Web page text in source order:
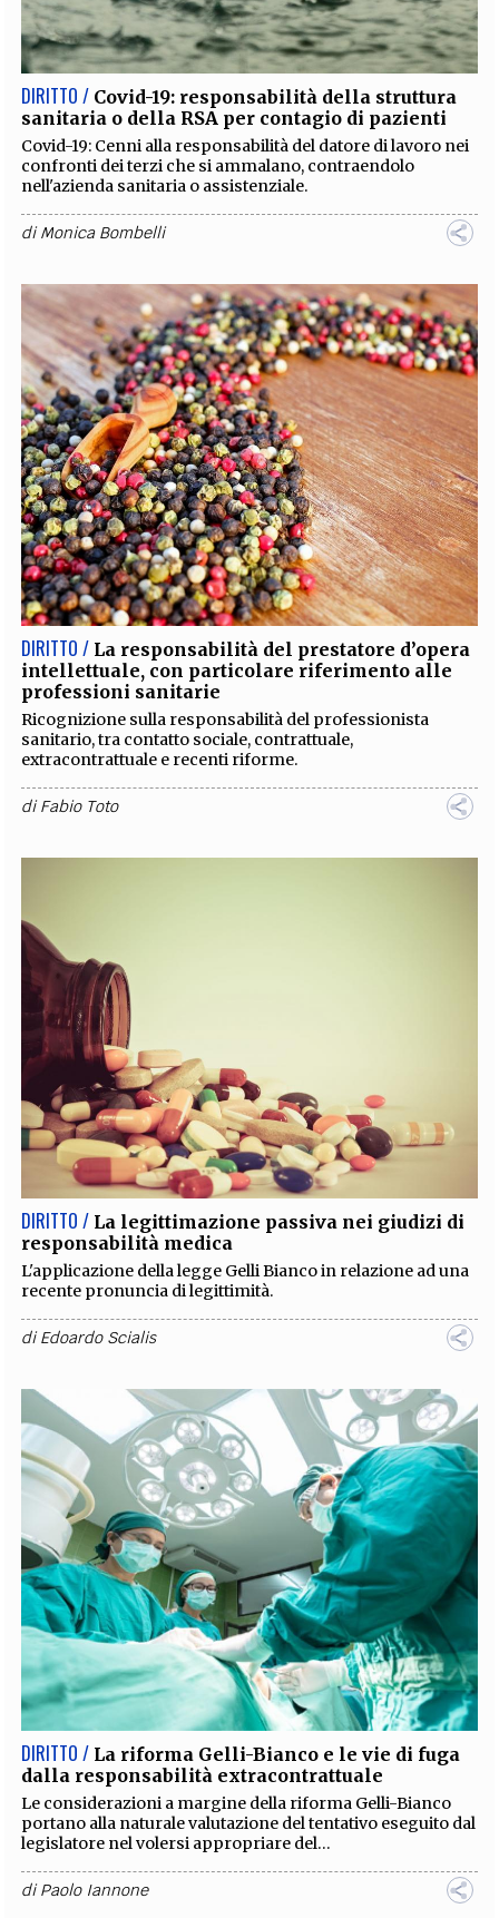
EXTRA
CODICI RUBRICHE LIBRI PROCEEDINGS PUBBLICITÀ CONTATTI
SOCIAL MEDIA
DIRITTO / Covid-19: responsabilità della struttura
sanitaria o della RSA per contagio di pazienti
Covid-19: Cenni alla responsabilità del datore di lavoro nei
confronti dei terzi che si ammalano, contraendolo
nell'azienda sanitaria o assistenziale.
diMonica Bombelli
DIRITTO / La responsabilità del prestatore d’opera
intellettuale, con particolare riferimento alle
professioni sanitarie
Ricognizione sulla responsabilità del professionista
sanitario, tra contatto sociale, contrattuale,
extracontrattuale e recenti riforme.
diFabio Toto
DIRITTO / La legittimazione passiva nei giudizi di
responsabilità medica
L'applicazione della legge Gelli Bianco in relazione ad una
recente pronuncia di legittimità.
diEdoardo Scialis
DIRITTO / La riforma Gelli-Bianco e le vie di fuga
dalla responsabilità extracontrattuale
Le considerazioni a margine della riforma Gelli-Bianco
portano alla naturale valutazione del tentativo eseguito dal
legislatore nel volersi appropriare del...
diPaolo Iannone